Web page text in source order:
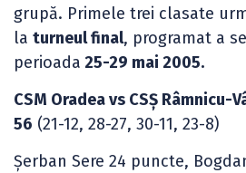
grupă. Primele trei clasate
la turneul final, programat a
perioada 25-29 mai 2005.
CSM Oradea vs CSȘ Râmnicu-
56 (21-12, 28-27, 30-11, 23-8)
Șerban Sere 24 puncte,